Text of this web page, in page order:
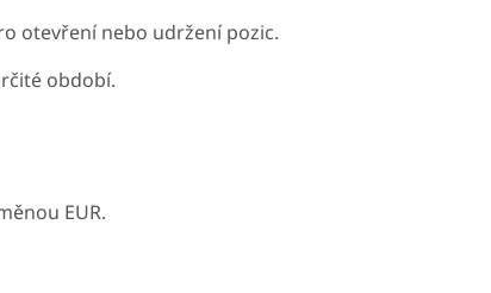
otevření nebo udržení pozic.
období.
EUR.